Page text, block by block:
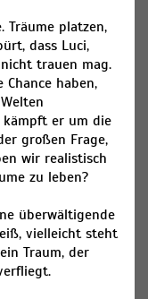
Träume platzen,
dass Luci,
trauen mag.
haben,
kämpft er um die
großen Frage,
wir realistisch
zu leben?
überwältigende
vielleicht steht
Traum, der